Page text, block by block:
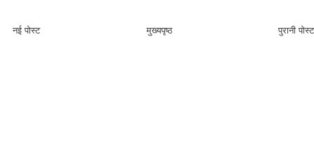
नई पोस्ट पुरानी पोस्ट
मुख्यपृष्ठ